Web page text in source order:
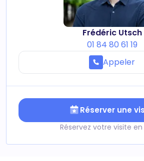
Frédéric Utsch
01 84 80 61 19
Appeler
Réserver une
Réservez votre visite en